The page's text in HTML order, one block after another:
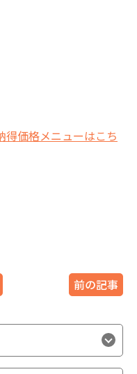
得価格メニューはこち
前の記事